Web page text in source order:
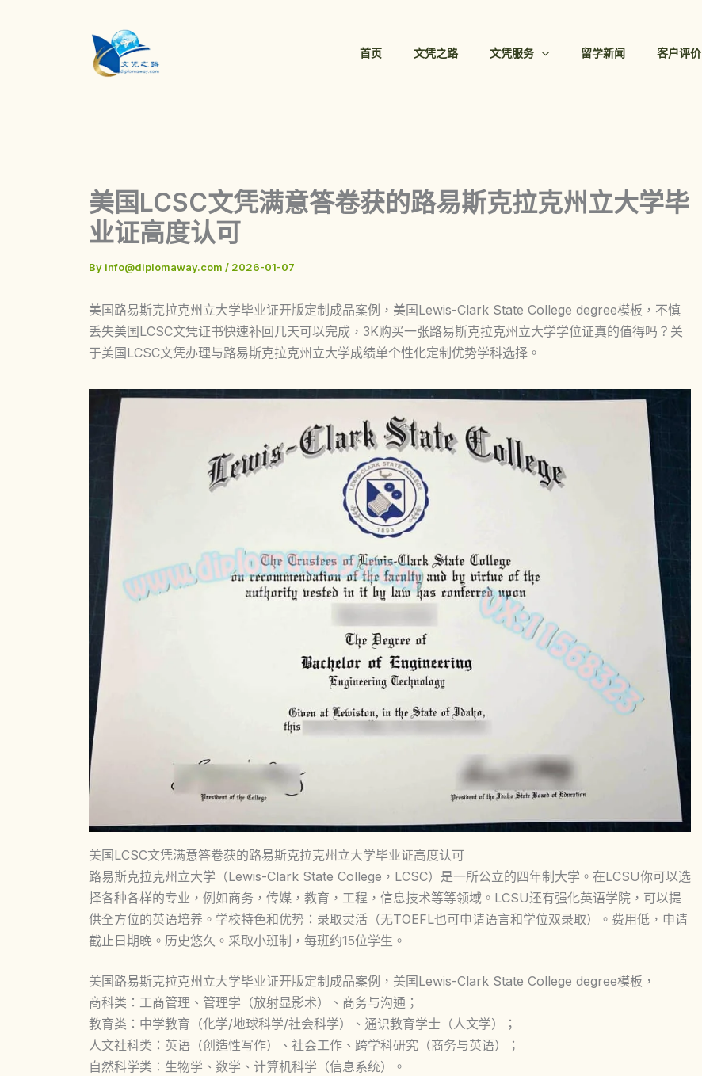
首页 文凭之路 文凭服务 留学新闻 客户评价
美国LCSC文凭满意答卷获的路易斯克拉克州立大学毕
业证高度认可
By info@diplomaway.com / 2026-01-07
美国路易斯克拉克州立大学毕业证开版定制成品案例，美国Lewis-Clark State College degree模板，不慎
丢失美国LCSC文凭证书快速补回几天可以完成，3K购买一张路易斯克拉克州立大学学位证真的值得吗？关
于美国LCSC文凭办理与路易斯克拉克州立大学成绩单个性化定制优势学科选择。
美国LCSC文凭满意答卷获的路易斯克拉克州立大学毕业证高度认可
路易斯克拉克州立大学（Lewis-Clark State College，LCSC）是一所公立的四年制大学。在LCSU你可以选
择各种各样的专业，例如商务，传媒，教育，工程，信息技术等等领域。LCSU还有强化英语学院，可以提
供全方位的英语培养。学校特色和优势：录取灵活（无TOEFL也可申请语言和学位双录取）。费用低，申请
截止日期晚。历史悠久。采取小班制，每班约15位学生。
美国路易斯克拉克州立大学毕业证开版定制成品案例，美国Lewis-Clark State College degree模板，
商科类：工商管理、管理学（放射显影术）、商务与沟通；
教育类：中学教育（化学/地球科学/社会科学）、通识教育学士（人文学）；
人文社科类：英语（创造性写作）、社会工作、跨学科研究（商务与英语）；
自然科学类：生物学、数学、计算机科学（信息系统）。